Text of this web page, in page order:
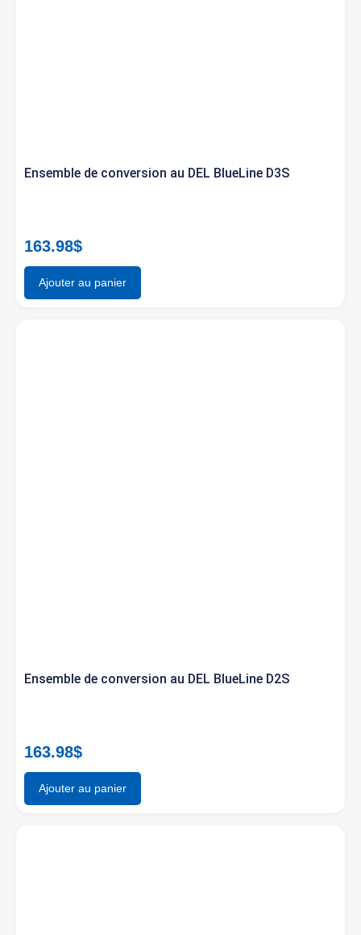
Ensemble de conversion au DEL BlueLine D3S
163.98$
Ajouter au panier
Ensemble de conversion au DEL BlueLine D2S
163.98$
Ajouter au panier